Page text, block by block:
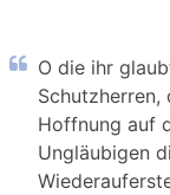
O die ihr
Schutzherren,
Hoffnung auf
Ungläubigen